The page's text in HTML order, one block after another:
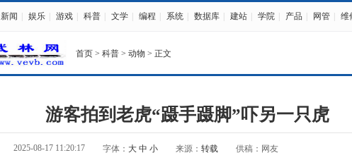
新闻 娱乐 游戏 科普 文学 编程 系统 数据库 建站 学院 产品 网管 维
首页 > 科普 > 动物 > 正文
游客拍到老虎“蹑手蹑脚”吓另一只虎
2025-08-17 11:20:17 字体： 大 中 小 来源： 转载 供稿：网友